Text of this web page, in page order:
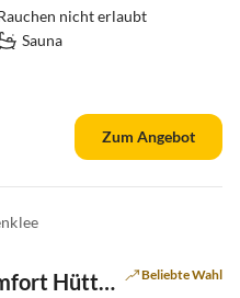
nicht erlaubt
Sauna
Zum Angebot
5-Sterne Blockhaus Comfort Hütte Ferienhaus Beliebte Wahl